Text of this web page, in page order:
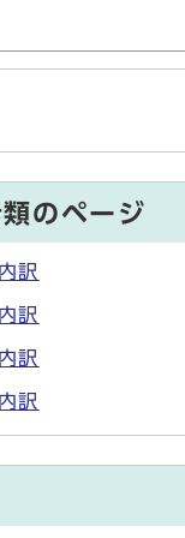
のページ
訳
訳
訳
訳